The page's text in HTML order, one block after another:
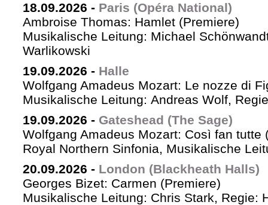
18.09.2026 - Paris (Opéra National)
Ambroise Thomas: Hamlet (Premiere)
Musikalische Leitung: Michael
Warlikowski
19.09.2026 - Halle
Wolfgang Amadeus Mozart: Le nozze di
Musikalische Leitung: Andreas Wolf,
19.09.2026 - Gateshead (The Sage)
Wolfgang Amadeus Mozart: Così fan tutte
Royal Northern Sinfonia, Musikalische
20.09.2026 - London (Blackheath Halls)
Georges Bizet: Carmen (Premiere)
Musikalische Leitung: Chris Stark, Regie: